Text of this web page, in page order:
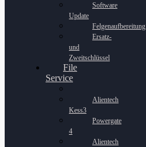
Software
Update
Felgenaufbereitung
Ersatz-
und
Zweitschlüssel
File
Service
Alientech
Kess3
Powergate
4
Alientech